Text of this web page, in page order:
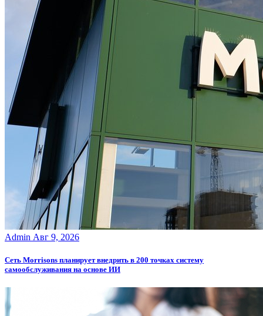
Admin Авг 9, 2026
Сеть Morrisons планирует внедрить в 200 точках систему
самообслуживания на основе ИИ